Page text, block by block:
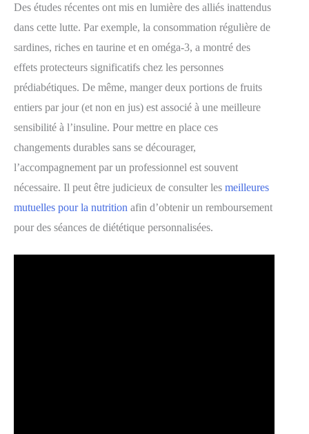
Des études récentes ont mis en lumière des alliés inattendus
dans cette lutte. Par exemple, la consommation régulière de
sardines, riches en taurine et en oméga-3, a montré des
effets protecteurs significatifs chez les personnes
prédiabétiques. De même, manger deux portions de fruits
entiers par jour (et non en jus) est associé à une meilleure
sensibilité à l’insuline. Pour mettre en place ces
changements durables sans se décourager,
l’accompagnement par un professionnel est souvent
nécessaire. Il peut être judicieux de consulter les meilleures
mutuelles pour la nutrition afin d’obtenir un remboursement
pour des séances de diététique personnalisées.